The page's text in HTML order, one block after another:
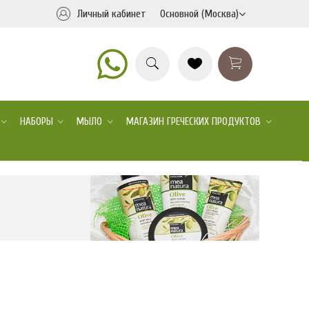
Личный кабинет Основной (Москва)
НАБОРЫ МЫЛО МАГАЗИН ГРЕЧЕСКИХ ПРОДУКТОВ